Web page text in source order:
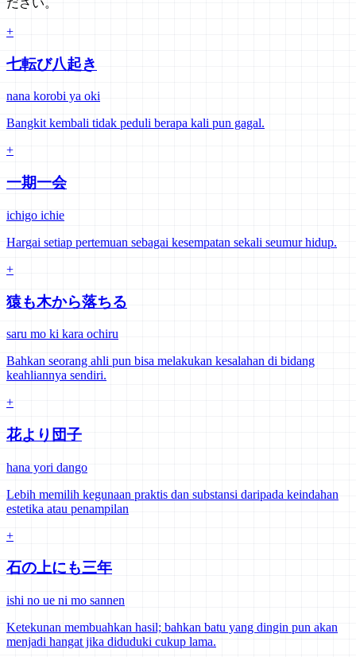
ださい。
+
七転び八起き
nana korobi ya oki
Bangkit kembali tidak peduli berapa kali pun gagal.
+
一期一会
ichigo ichie
Hargai setiap pertemuan sebagai kesempatan sekali seumur hidup.
+
猿も木から落ちる
saru mo ki kara ochiru
Bahkan seorang ahli pun bisa melakukan kesalahan di bidang
keahliannya sendiri.
+
花より団子
hana yori dango
Lebih memilih kegunaan praktis dan substansi daripada keindahan
estetika atau penampilan
+
石の上にも三年
ishi no ue ni mo sannen
Ketekunan membuahkan hasil; bahkan batu yang dingin pun akan
menjadi hangat jika diduduki cukup lama.